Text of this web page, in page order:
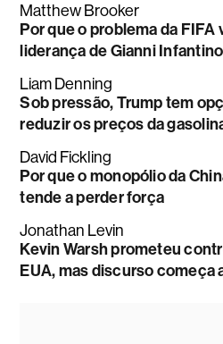
Matthew Brooker
Por que o problema da FIFA
liderança de Gianni Infantino
Liam Denning
Sob pressão, Trump tem
reduzir os preços da
David Fickling
Por que o monopólio da
tende a perder força
Jonathan Levin
Kevin Warsh prometeu
EUA, mas discurso começa